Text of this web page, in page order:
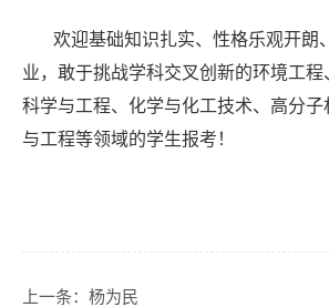
欢迎基础知识扎实、性格乐观开朗
业，敢于挑战学科交叉创新的环境工
科学与工程、化学与化工技术、高分
与工程等领域的学生报考！
上一条： 杨为民